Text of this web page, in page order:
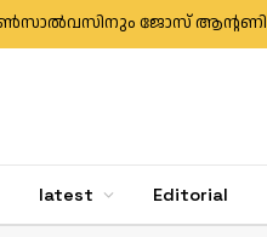
latest Editorial